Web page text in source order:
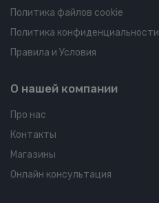
Политика файлов cookie
Политика конфиденциальности
Правила и Условия
О нашей компании
Про нас
Контакты
Магазины
Онлайн консультация